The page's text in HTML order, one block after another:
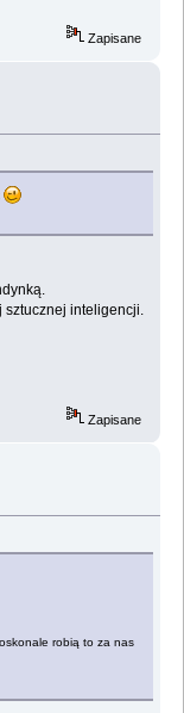
Zapisane
sztucznej inteligencji.
Zapisane
robią to za nas